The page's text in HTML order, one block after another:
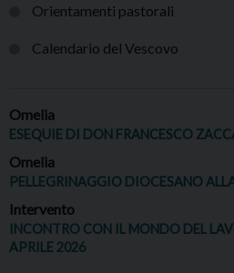
Orientamenti pastorali
Calendario del Vescovo
Omelia
ESEQUIE DI DON FRANCESCO
Omelia
PELLEGRINAGGIO DIOCESANO
Intervento
INCONTRO CON IL MONDO DEL
APRILE 2026